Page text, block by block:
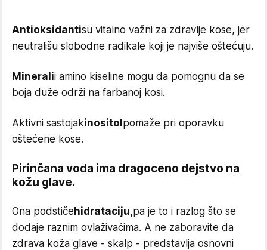
Antioksidantisu vitalno važni za zdravlje kose, jer
neutrališu slobodne radikale koji je najviše oštećuju.
Mineralii amino kiseline mogu da pomognu da se
boja duže održi na farbanoj kosi.
Aktivni sastojakinositolpomaže pri oporavku
oštećene kose.
Pirinčana voda ima dragoceno dejstvo na
kožu glave.
Ona podstičehidrataciju,pa je to i razlog što se
dodaje raznim ovlaživačima. A ne zaboravite da
zdrava koža glave - skalp - predstavlja osnovni